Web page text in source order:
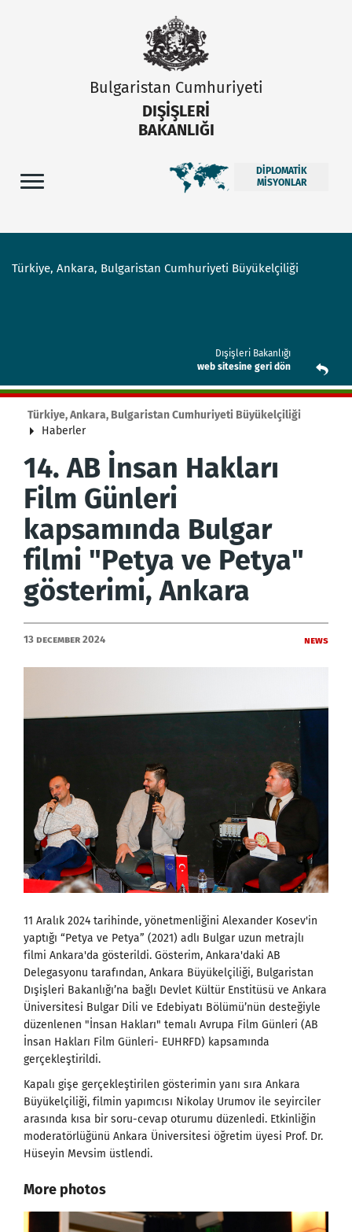
Bulgaristan Cumhuriyeti
DIŞIŞLERI
BAKANLIĞI
DIPLOMATIK
MISYONLAR
Türkiye, Ankara, Bulgaristan Cumhuriyeti Büyükelçiliği
Dışişleri Bakanlığı
web sitesine geri dön
Türkiye, Ankara, Bulgaristan Cumhuriyeti Büyükelçiliği
Haberler
14. AB İnsan Hakları
Film Günleri
kapsamında Bulgar
filmi "Petya ve Petya"
gösterimi, Ankara
13 December 2024 News
11 Aralık 2024 tarihinde, yönetmenliğini Alexander Kosev'in
yaptığı “Petya ve Petya” (2021) adlı Bulgar uzun metrajlı
filmi Ankara'da gösterildi. Gösterim, Ankara'daki AB
Delegasyonu tarafından, Ankara Büyükelçiliği, Bulgaristan
Dışişleri Bakanlığı’na bağlı Devlet Kültür Enstitüsü ve Ankara
Üniversitesi Bulgar Dili ve Edebiyatı Bölümü’nün desteğiyle
düzenlenen "İnsan Hakları" temalı Avrupa Film Günleri (AB
İnsan Hakları Film Günleri- EUHRFD) kapsamında
gerçekleştirildi.
Kapalı gişe gerçekleştirilen gösterimin yanı sıra Ankara
Büyükelçiliği, filmin yapımcısı Nikolay Urumov ile seyirciler
arasında kısa bir soru-cevap oturumu düzenledi. Etkinliğin
moderatörlüğünü Ankara Üniversitesi öğretim üyesi Prof. Dr.
Hüseyin Mevsim üstlendi.
More photos